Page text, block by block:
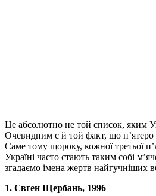
Це абсолютно не той список, яким
Очевидним є й той факт, що п’ятеро
Саме тому щороку, кожної третьої
Україні часто стають таким собі
згадаємо імена жертв
1. Євген Щербань, 1996